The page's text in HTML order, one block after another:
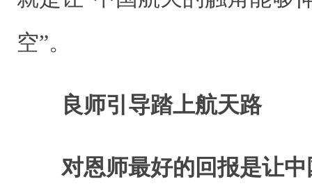
空”。
良师引导踏上航天路
对恩师最好的回报是让